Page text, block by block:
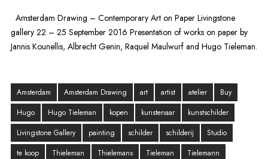
Amsterdam Drawing – Contemporary Art on Paper Livingstone
gallery 22 – 25 September 2016 Presentation of works on paper by
Jannis Kounellis, Albrecht Genin, Raquel Maulwurf and Hugo Tieleman.
Amsterdam Amsterdam Drawing art artist atelier
Buy
Hugo
Hugo Tieleman kopen kunstenaar
kunstschilder
Livingstone Gallery
painting schilder schilderij
Studio
te koop
Thieleman Thielemans Tieleman
Tielemann